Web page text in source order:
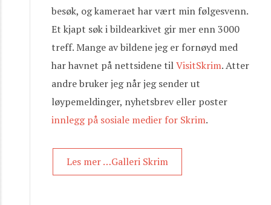
besøk, og kameraet har vært min følgesvenn.
Et kjapt søk i bildearkivet gir mer enn 3000
treff. Mange av bildene jeg er fornøyd med
har havnet på nettsidene tilVisitSkrim. Atter
andre bruker jeg når jeg sender ut
løypemeldinger, nyhetsbrev eller poster
innlegg på sosiale medier for Skrim.
Les mer …Galleri Skrim